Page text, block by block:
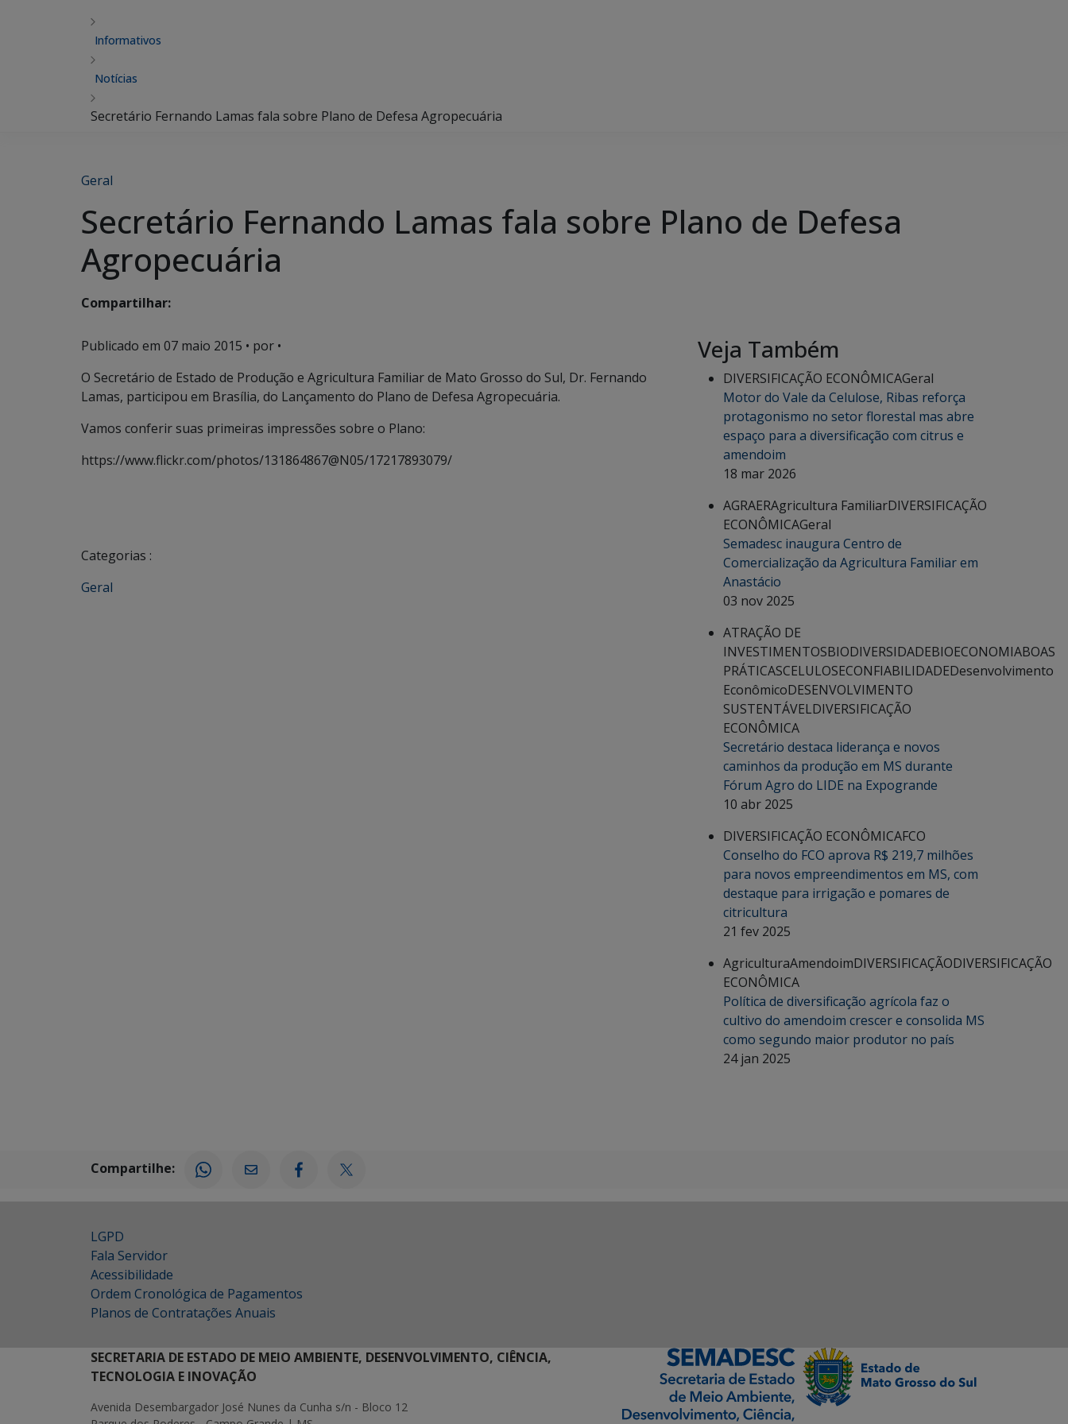
Informativos
Notícias
Secretário Fernando Lamas fala sobre Plano de Defesa Agropecuária
Geral
Secretário Fernando Lamas fala sobre Plano de Defesa
Agropecuária
Compartilhar:
Publicado em 07 maio 2015 • por •
O Secretário de Estado de Produção e Agricultura Familiar de Mato Grosso do Sul, Dr. Fernando
Lamas, participou em Brasília, do Lançamento do Plano de Defesa Agropecuária.
Vamos conferir suas primeiras impressões sobre o Plano:
https://www.flickr.com/photos/131864867@N05/17217893079/
Categorias :
Geral
Veja Também
DIVERSIFICAÇÃO ECONÔMICAGeral
Motor do Vale da Celulose, Ribas reforça
protagonismo no setor florestal mas abre
espaço para a diversificação com citrus e
amendoim
18 mar 2026
AGRAERAgricultura FamiliarDIVERSIFICAÇÃO
ECONÔMICAGeral
Semadesc inaugura Centro de
Comercialização da Agricultura Familiar em
Anastácio
03 nov 2025
ATRAÇÃO DE
INVESTIMENTOSBIODIVERSIDADEBIOECONOMIABOAS
PRÁTICASCELULOSECONFIABILIDADEDesenvolvimento
EconômicoDESENVOLVIMENTO
SUSTENTÁVELDIVERSIFICAÇÃO
ECONÔMICA
Secretário destaca liderança e novos
caminhos da produção em MS durante
Fórum Agro do LIDE na Expogrande
10 abr 2025
DIVERSIFICAÇÃO ECONÔMICAFCO
Conselho do FCO aprova R$ 219,7 milhões
para novos empreendimentos em MS, com
destaque para irrigação e pomares de
citricultura
21 fev 2025
AgriculturaAmendoimDIVERSIFICAÇÃODIVERSIFICAÇÃO
ECONÔMICA
Política de diversificação agrícola faz o
cultivo do amendoim crescer e consolida MS
como segundo maior produtor no país
24 jan 2025
Compartilhe:
LGPD
Fala Servidor
Acessibilidade
Ordem Cronológica de Pagamentos
Planos de Contratações Anuais
SECRETARIA DE ESTADO DE MEIO AMBIENTE, DESENVOLVIMENTO, CIÊNCIA,
TECNOLOGIA E INOVAÇÃO
Avenida Desembargador José Nunes da Cunha s/n - Bloco 12